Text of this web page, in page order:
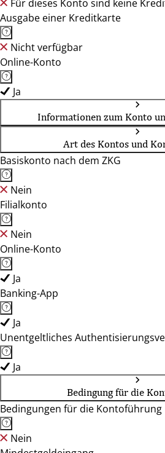
Für dieses Konto sind keine
Ausgabe einer Kreditkarte
Nicht verfügbar
Online-Konto
Ja
Informationen zum Konto
Art des Kontos und
Basiskonto nach dem ZKG
Nein
Filialkonto
Nein
Online-Konto
Ja
Banking-App
Ja
Unentgeltliches
Ja
Bedingung für die
Bedingungen für die Kontoführung
Nein